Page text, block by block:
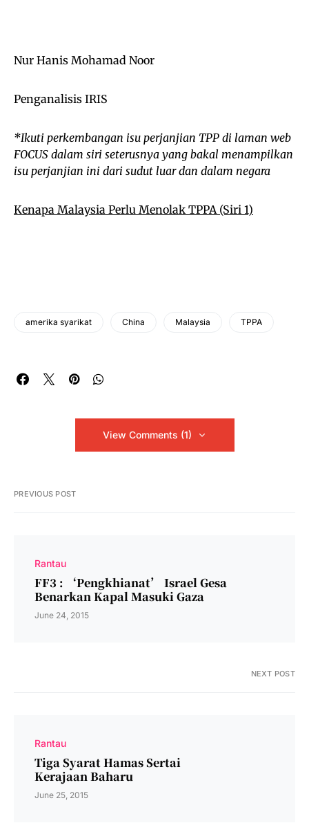
Nur Hanis Mohamad Noor
Penganalisis IRIS
*Ikuti perkembangan isu perjanjian TPP di laman web
FOCUS dalam siri seterusnya yang bakal menampilkan
isu perjanjian ini dari sudut luar dan dalam negara
Kenapa Malaysia Perlu Menolak TPPA (Siri 1)
amerika syarikat China Malaysia TPPA
View Comments (1)
PREVIOUS POST
Rantau
FF3 : ‘Pengkhianat’ Israel Gesa
Benarkan Kapal Masuki Gaza
June 24, 2015
NEXT POST
Rantau
Tiga Syarat Hamas Sertai
Kerajaan Baharu
June 25, 2015